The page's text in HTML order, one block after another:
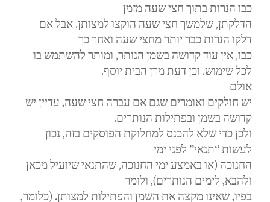
כבו הנרות בתוך חצי שעה מזמן
הדלקתן, שלמשך חצי שעה הוקצו למצותן. אבל אם
דלקו הנרות כבר יותר מחצי שעה ואחר כך
כבו, אין עוד קדושה בשמן הנותר, ומותר להשתמש בו
לכל שימוש. וכן דעת מרן הבית יוסף.
אולם
יש חולקים ואומרים שגם אם עברה חצי שעה, עדיין יש
קדושה בשמן ובפתילות הנותרים.
ולכן כדי שלא להכנס למחלוקת הפוסקים בזה, נכון
לעשות “תנאי” לפני ימי
החנוכה (או באמצע ימי החנוכה, שהתנאי שיועיל מכאן
ולהבא, לימים הנותרים), ולומר
בפיו, שאינו מקצה את השמן והפתילות למצותן. (כלומר,